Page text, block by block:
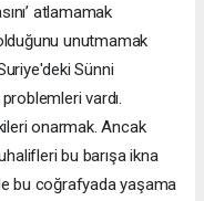
atlamamak
unutmamak
Sünni
vardı.
onarmak. Ancak
bu barışa ikna
bu coğrafyada yaşama